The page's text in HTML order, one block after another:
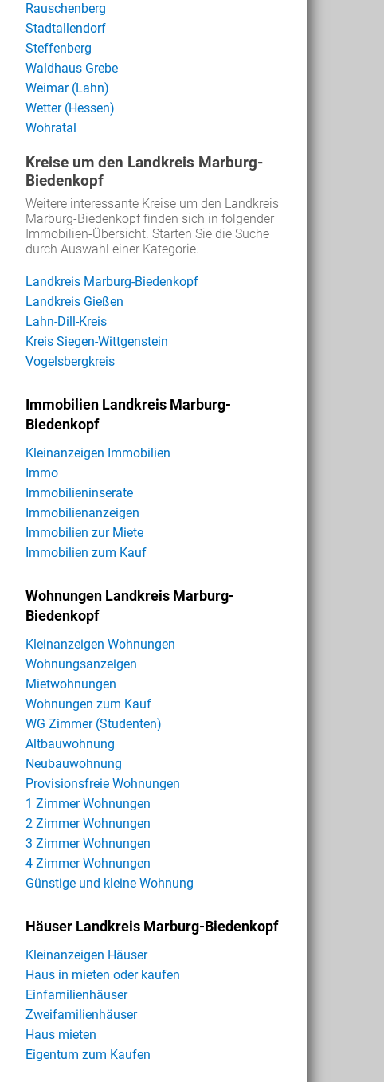
Rauschenberg
Stadtallendorf
Steffenberg
Waldhaus Grebe
Weimar (Lahn)
Wetter (Hessen)
Wohratal
Kreise um den Landkreis Marburg-
Biedenkopf
Weitere interessante Kreise um den Landkreis
Marburg-Biedenkopf finden sich in folgender
Immobilien-Übersicht. Starten Sie die Suche
durch Auswahl einer Kategorie.
Landkreis Marburg-Biedenkopf
Landkreis Gießen
Lahn-Dill-Kreis
Kreis Siegen-Wittgenstein
Vogelsbergkreis
Immobilien Landkreis Marburg-
Biedenkopf
Kleinanzeigen Immobilien
Immo
Immobilieninserate
Immobilienanzeigen
Immobilien zur Miete
Immobilien zum Kauf
Wohnungen Landkreis Marburg-
Biedenkopf
Kleinanzeigen Wohnungen
Wohnungsanzeigen
Mietwohnungen
Wohnungen zum Kauf
WG Zimmer (Studenten)
Altbauwohnung
Neubauwohnung
Provisionsfreie Wohnungen
1 Zimmer Wohnungen
2 Zimmer Wohnungen
3 Zimmer Wohnungen
4 Zimmer Wohnungen
Günstige und kleine Wohnung
Häuser Landkreis Marburg-Biedenkopf
Kleinanzeigen Häuser
Haus in mieten oder kaufen
Einfamilienhäuser
Zweifamilienhäuser
Haus mieten
Eigentum zum Kaufen